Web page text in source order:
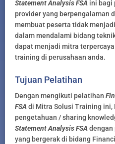
Statement Analysis FSA ini bagi
provider yang berpengalaman
membuat peserta tidak
dalam mendalami bidang
dapat menjadi mitra
training di perusahaan anda.
Tujuan Pelatihan
Dengan mengikuti pelatihan
FSA di Mitra Solusi Training ini,
pengetahuan / sharing
Statement Analysis FSA dengan
yang bergerak di bidang